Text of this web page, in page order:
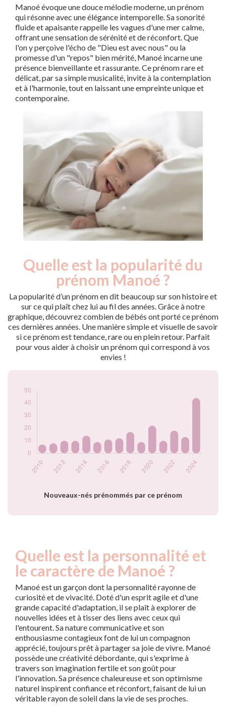
Manoé évoque une douce mélodie moderne, un prénom
qui résonne avec une élégance intemporelle. Sa sonorité
fluide et apaisante rappelle les vagues d'une mer calme,
offrant une sensation de sérénité et de réconfort. Que
l'on y perçoive l'écho de "Dieu est avec nous" ou la
promesse d'un "repos" bien mérité, Manoé incarne une
présence bienveillante et rassurante. Ce prénom rare et
délicat, par sa simple musicalité, invite à la contemplation
et à l'harmonie, tout en laissant une empreinte unique et
contemporaine.
Quelle est la popularité du
prénom Manoé ?
La popularité d’un prénom en dit beaucoup sur son histoire et
sur ce qui plaît chez lui au fil des années. Grâce à notre
graphique, découvrez combien de bébés ont porté ce prénom
ces dernières années. Une manière simple et visuelle de savoir
si ce prénom est tendance, rare ou en plein retour. Parfait
pour vous aider à choisir un prénom qui correspond à vos
envies !
Nouveaux-nés prénommés par ce prénom
Popularité du
Année
Nouveaux-
nés
2010
7
2011
8
2012
10
2013
10
2014
14
2015
9
2019
2020
2021
2022
2023
44
Quelle est la personnalité et
le caractère de Manoé ?
Manoé est un garçon dont la personnalité rayonne de
curiosité et de vivacité. Doté d'un esprit agile et d'une
grande capacité d'adaptation, il se plaît à explorer de
nouvelles idées et à tisser des liens avec ceux qui
l'entourent. Sa nature communicative et son
enthousiasme contagieux font de lui un compagnon
apprécié, toujours prêt à partager sa joie de vivre. Manoé
possède une créativité débordante, qui s'exprime à
travers son imagination fertile et son goût pour
l'innovation. Sa présence chaleureuse et son optimisme
naturel inspirent confiance et réconfort, faisant de lui un
véritable rayon de soleil dans la vie de ses proches.